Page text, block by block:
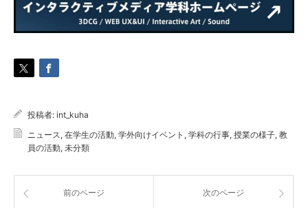
投稿者: int_kuha
ニュース , 在学生の活動, 学外向けイベント , 学科の行事, 授業の様子, 教
員の活動, 未分類
前のページ 次のページ